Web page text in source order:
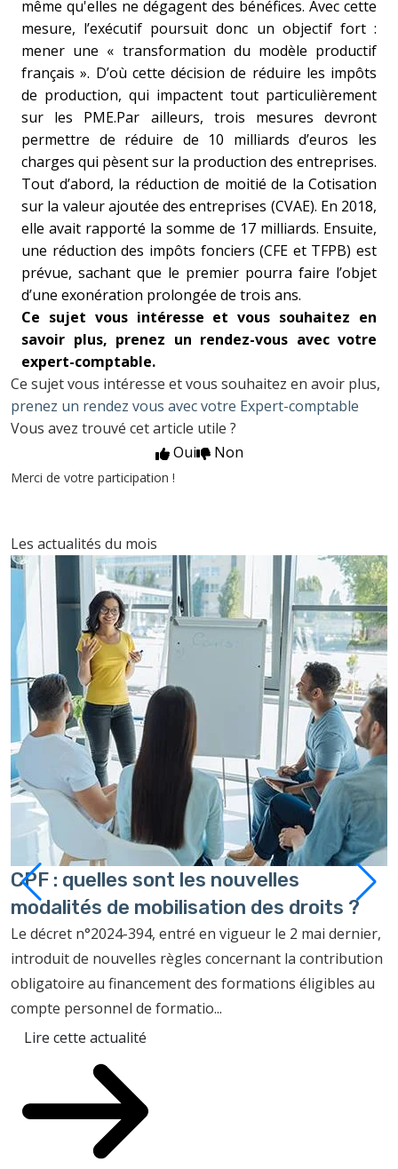
même qu'elles ne dégagent des bénéfices. Avec cette
mesure, l’exécutif poursuit donc un objectif fort :
mener une « transformation du modèle productif
français ». D’où cette décision de réduire les impôts
de production, qui impactent tout particulièrement
sur les PME.Par ailleurs, trois mesures devront
permettre de réduire de 10 milliards d’euros les
charges qui pèsent sur la production des entreprises.
Tout d’abord, la réduction de moitié de la Cotisation
sur la valeur ajoutée des entreprises (CVAE). En 2018,
elle avait rapporté la somme de 17 milliards. Ensuite,
une réduction des impôts fonciers (CFE et TFPB) est
prévue, sachant que le premier pourra faire l’objet
d’une exonération prolongée de trois ans.
Ce sujet vous intéresse et vous souhaitez en
savoir plus, prenez un rendez-vous avec votre
expert-comptable.
Ce sujet vous intéresse et vous souhaitez en avoir plus,
prenez un rendez vous avec votre Expert-comptable
Vous avez trouvé cet article utile ?
Oui
Non
Merci de votre participation !
Les actualités du mois
CPF : quelles sont les nouvelles
modalités de mobilisation des droits ?
Le décret n°2024-394, entré en vigueur le 2 mai dernier,
introduit de nouvelles règles concernant la contribution
obligatoire au financement des formations éligibles au
compte personnel de formatio...
Lire cette actualité